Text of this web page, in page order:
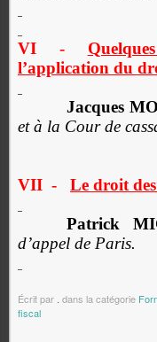
VI -
l’application du
Jacques
et à la Cour de
VII - Le droit
Patrick
d’appel de Paris.
Écrit par dans la catégorie
fiscal